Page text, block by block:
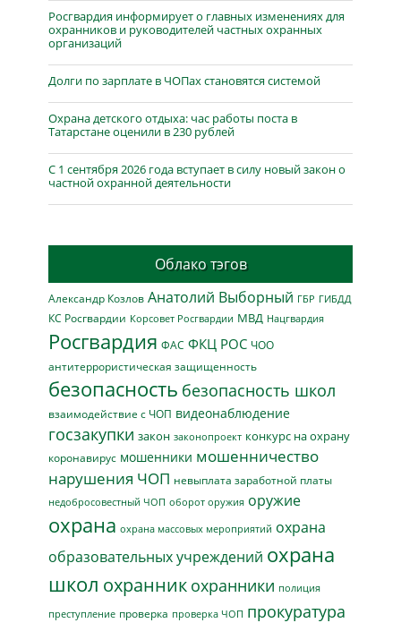
Росгвардия информирует о главных изменениях для
охранников и руководителей частных охранных
организаций
Долги по зарплате в ЧОПах становятся системой
Охрана детского отдыха: час работы поста в
Татарстане оценили в 230 рублей
С 1 сентября 2026 года вступает в силу новый закон о
частной охранной деятельности
Облако тэгов
Александр Козлов Анатолий Выборный ГБР ГИБДД
КС Росгвардии Корсовет Росгвардии МВД Нацгвардия
Росгвардия ФАС ФКЦ РОС ЧОО
антитеррористическая защищенность
безопасность безопасность школ
взаимодействие с ЧОП видеонаблюдение
госзакупки закон законопроект конкурс на охрану
коронавирус мошенники мошенничество
нарушения ЧОП невыплата заработной платы
недобросовестный ЧОП оборот оружия оружие
охрана охрана массовых мероприятий охрана
образовательных учреждений охрана
школ охранник охранники полиция
преступление проверка проверка ЧОП прокуратура